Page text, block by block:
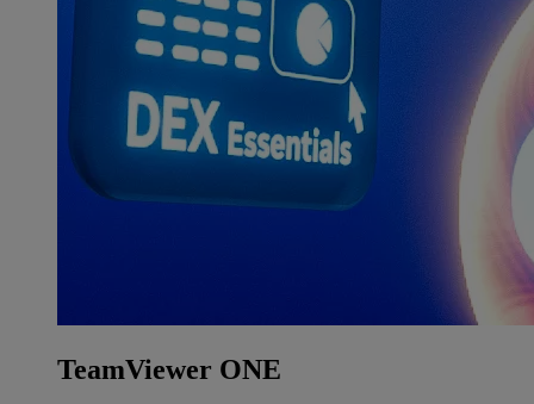
TeamViewer ONE